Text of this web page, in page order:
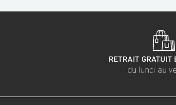
RETRAIT GRATUIT
du lundi au